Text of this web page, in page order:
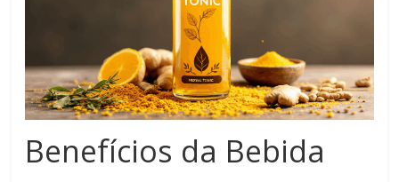
Benefícios da Bebida